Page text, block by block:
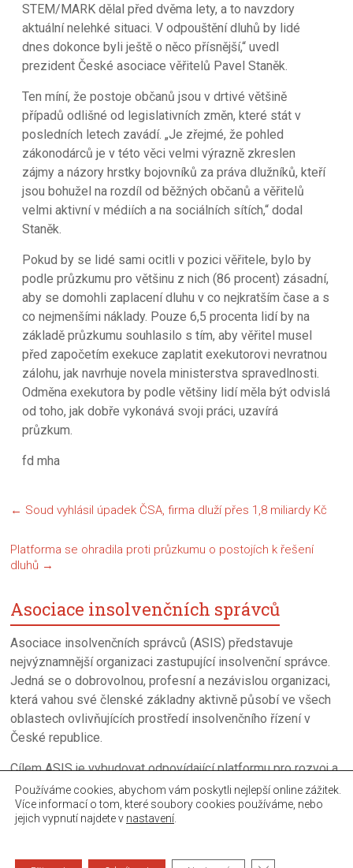
STEM/MARK dělal před dvěma lety, a to navzdory
aktuální nelehké situaci. V odpouštění dluhů by lidé
dnes dokonce byli ještě o něco přísnější,“ uvedl
prezident České asociace věřitelů Pavel Staněk.
Ten míní, že postoje občanů jsou v drtivé většině
případů odlišné od legislativních změn, které stát v
posledních letech zavádí. „Je zřejmé, že pohled
zákonodárců je v této věci velmi výrazně zkreslen
zájmy a názory hrstky bojovníků za práva dlužníků, kteří
jsou bohužel na rozdíl od běžných občanů a věřitelů
velmi aktivní v médiích a na sociálních sítích,“ dodal
Staněk.
Pokud by se lidé sami ocitli v pozici věřitele, bylo by
podle průzkumu pro většinu z nich (86 procent) zásadní,
aby se domohli zaplacení dluhu v co nejkratším čase a s
co nejmenšími náklady. Pouze 6,5 procenta lidí by na
základě průzkumu souhlasilo s tím, aby věřitel musel
před započetím exekuce zaplatit exekutorovi nevratnou
zálohu, jak navrhuje novela ministerstva spravedlnosti.
Odměna exekutora by podle většiny lidí měla být odvislá
od toho, jak dobře vykonává svoji práci, uzavírá
průzkum.
fd mha
← Soud vyhlásil úpadek ČSA, firma dluží přes 1,8 miliardy Kč
Platforma se ohradila proti průzkumu o postojích k řešení
dluhů →
Asociace insolvenčních správců
Asociace insolvenčních správců (ASIS) představuje
nejvýznamnější organizaci zastupující insolvenční správce.
Jedná se o dobrovolnou, profesní a nezávislou organizaci,
která vahou své členské základny aktivně působí ve všech
oblastech ovlivňujících prostředí insolvenčního řízení v
České republice.
Cílem ASIS je vybudovat odpovídající platformu pro rozvoj a
neustalé zkvalitňováni úpadkového řízení a činnosti
insolvenčních správců.
Copyright © 2026Asociace insolvenčních správců. All rights reserved.
Používáme cookies, abychom vám poskytli nejlepší online zážitek.
Více informací o tom, které soubory cookies používáme, nebo
jejich vypnutí najdete v nastavení